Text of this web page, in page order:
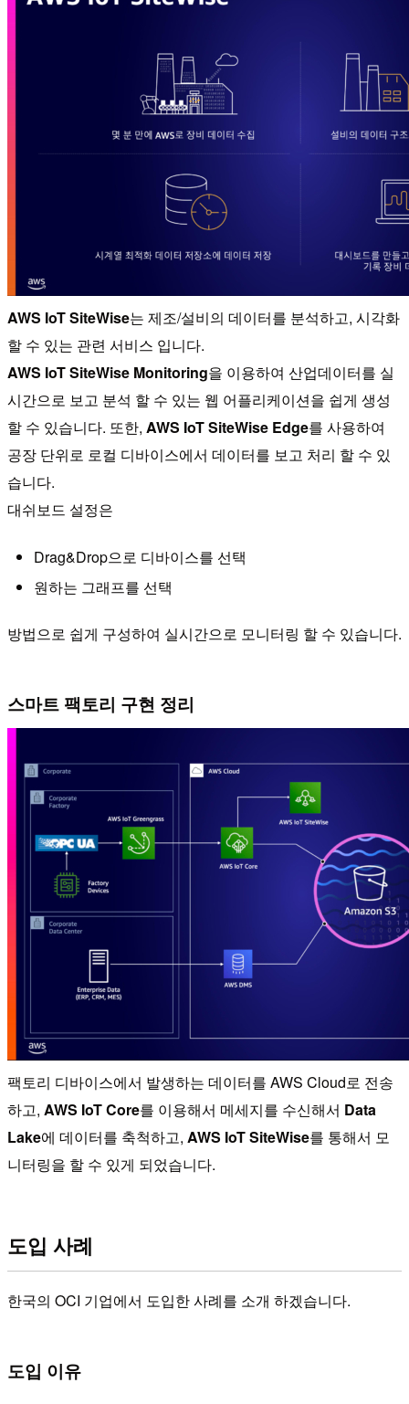
AWS IoT SiteWise는 제조/설비의 데이터를 분석하고, 시각화
할 수 있는 관련 서비스 입니다.
AWS IoT SiteWise Monitoring을 이용하여 산업데이터를 실
시간으로 보고 분석 할 수 있는 웹 어플리케이션을 쉽게 생성
할 수 있습니다. 또한, AWS IoT SiteWise Edge를 사용하여
공장 단위로 로컬 디바이스에서 데이터를 보고 처리 할 수 있
습니다.
대쉬보드 설정은
Drag&Drop으로 디바이스를 선택
원하는 그래프를 선택
방법으로 쉽게 구성하여 실시간으로 모니터링 할 수 있습니다.
스마트 팩토리 구현 정리
팩토리 디바이스에서 발생하는 데이터를 AWS Cloud로 전송
하고, AWS IoT Core를 이용해서 메세지를 수신해서 Data
Lake에 데이터를 축척하고, AWS IoT SiteWise를 통해서 모
니터링을 할 수 있게 되었습니다.
도입 사례
한국의 OCI 기업에서 도입한 사례를 소개 하겠습니다.
도입 이유